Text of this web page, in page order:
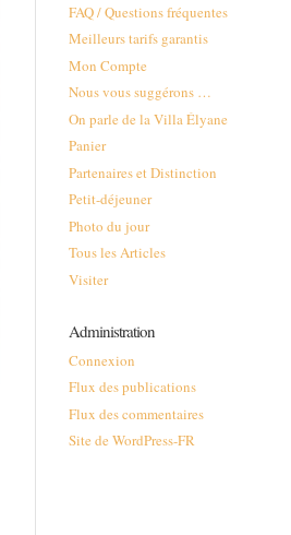
FAQ / Questions fréquentes
Meilleurs tarifs garantis
Mon Compte
Nous vous suggérons …
On parle de la Villa Élyane
Panier
Partenaires et Distinction
Petit-déjeuner
Photo du jour
Tous les Articles
Visiter
Administration
Connexion
Flux des publications
Flux des commentaires
Site de WordPress-FR